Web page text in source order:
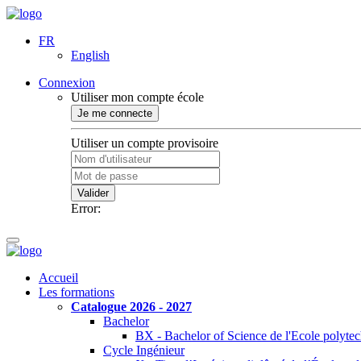
FR
English
Connexion
Utiliser mon compte école
Je me connecte
Utiliser un compte provisoire
Valider
Error:
Accueil
Les formations
Catalogue 2026 - 2027
Bachelor
BX - Bachelor of Science de l'Ecole
Cycle Ingénieur